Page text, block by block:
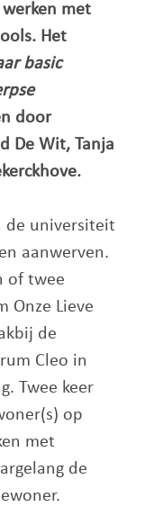
met
Het
basic
door
De Wit, Tanja
de universiteit
aanwerven.
of twee
Onze Lieve
de
Cleo in
Twee keer
op
met
de